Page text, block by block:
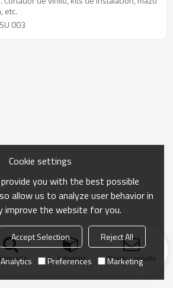
etc.
003
categoría Enviar consulta
Cookie settings
you with the best possible
allow us to analyze user behavior in
improve the website for you.
Accept Selection
Reject All
Analytics Preferences Marketing